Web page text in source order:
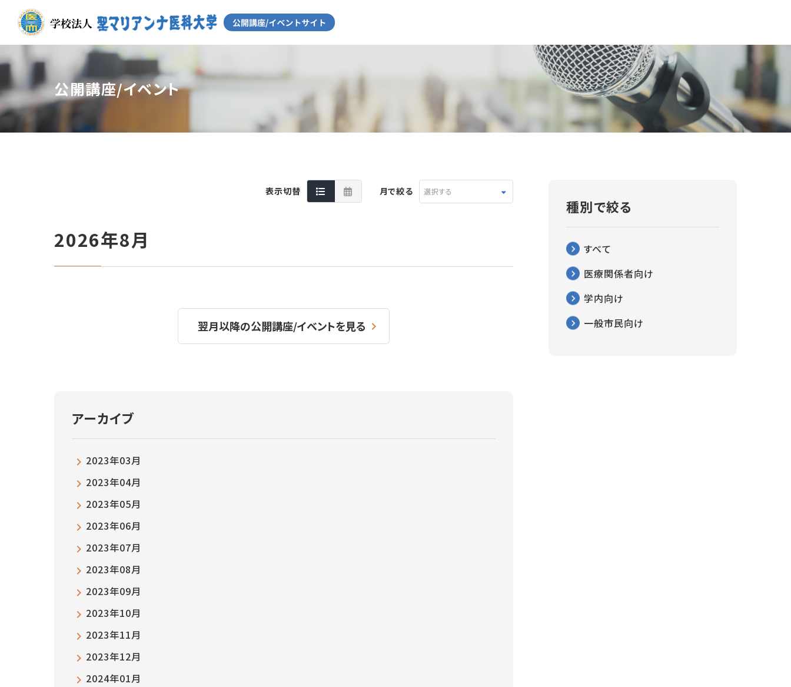
公開講座/イベント
表示切替 月で絞る 選択する
2026年8月
翌月以降の公開講座/イベントを見る
アーカイブ
2023年03月
2023年04月
2023年05月
2023年06月
2023年07月
2023年08月
2023年09月
2023年10月
2023年11月
2023年12月
2024年01月
種別で絞る
すべて
医療関係者向け
学内向け
一般市民向け